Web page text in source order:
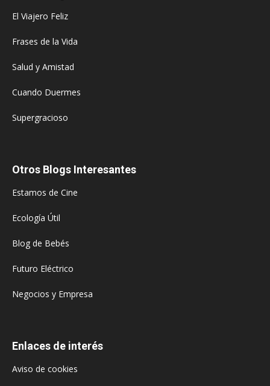
El Viajero Feliz
Frases de la Vida
Salud y Amistad
Cuando Duermes
Supergracioso
Otros Blogs Interesantes
Estamos de Cine
Ecología Útil
Blog de Bebés
Futuro Eléctrico
Negocios y Empresa
Enlaces de interés
Aviso de cookies